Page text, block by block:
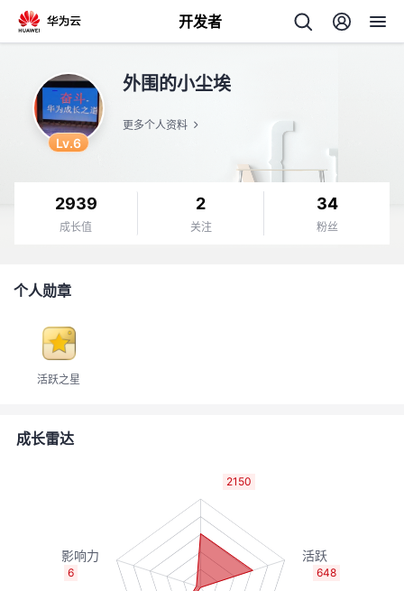
开发者
者
我
发
Programs
的
Lv.6
外围的小尘埃
更多个人资料
2939
成长值
2
关注
34
粉丝
个人勋章
活跃之星
成长雷达
2150
648
6